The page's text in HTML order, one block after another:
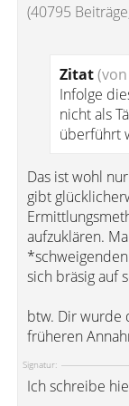
(40795
Zitat
Infolge
nicht als
überführt
Das ist wohl
gibt
aufzuklären.
sich bräsig auf
btw. Dir wurde
früheren
Signatur:
Ich schreibe